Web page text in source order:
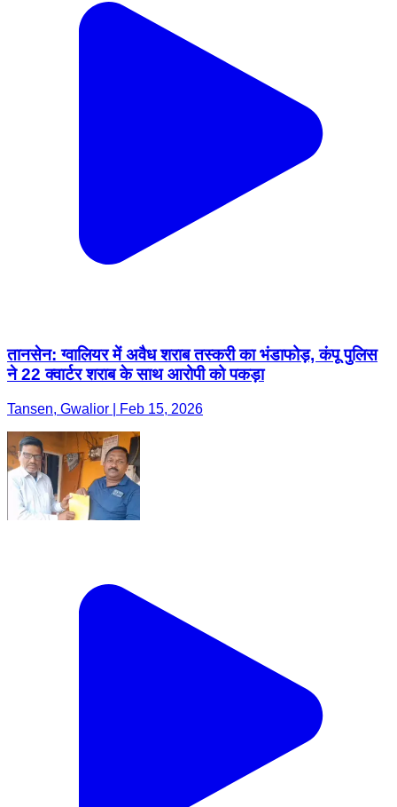
तानसेन: ग्वालियर में अवैध शराब तस्करी का भंडाफोड़, कंपू पुलिस
ने 22 क्वार्टर शराब के साथ आरोपी को पकड़ा
Tansen, Gwalior | Feb 15, 2026